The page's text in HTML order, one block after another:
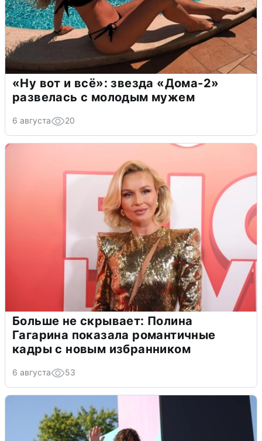
«Ну вот и всё»: звезда «Дома-2»
развелась с молодым мужем
6 августа 20
Больше не скрывает: Полина
Гагарина показала романтичные
кадры с новым избранником
6 августа 53